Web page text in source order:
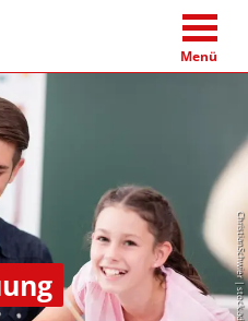
Menü
ChristianSchwier | stock.adobe.com